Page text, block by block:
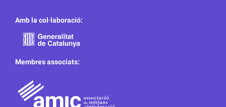
Amb la col·laboració:
Membres associats: